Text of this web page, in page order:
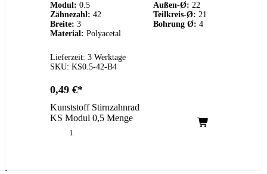
Modul: 0.5 Außen-Ø: 22
Zähnezahl: 42 Teilkreis-Ø: 21
Breite: 3 Bohrung Ø: 4
Material: Polyacetal
Lieferzeit: 3 Werktage
SKU: KS0.5-42-B4
0,49 €
Kunststoff Stirnzahnrad
KS Modul 0,5 Menge
Kundenservice